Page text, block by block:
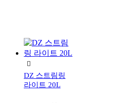
DZ 스트림링
라이트 20L